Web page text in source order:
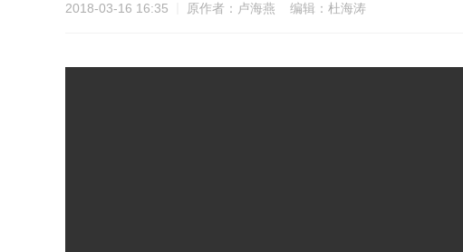
2018-03-16 16:35 原作者：卢海燕 编辑：杜海涛